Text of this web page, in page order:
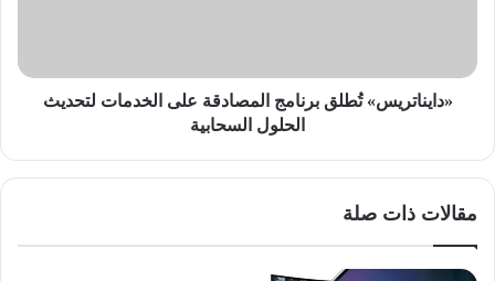
السحابية
«دايناتريس» تُطلق برنامج المصادقة على الخدمات لتحديث
الحلول السحابية
مقالات ذات صلة